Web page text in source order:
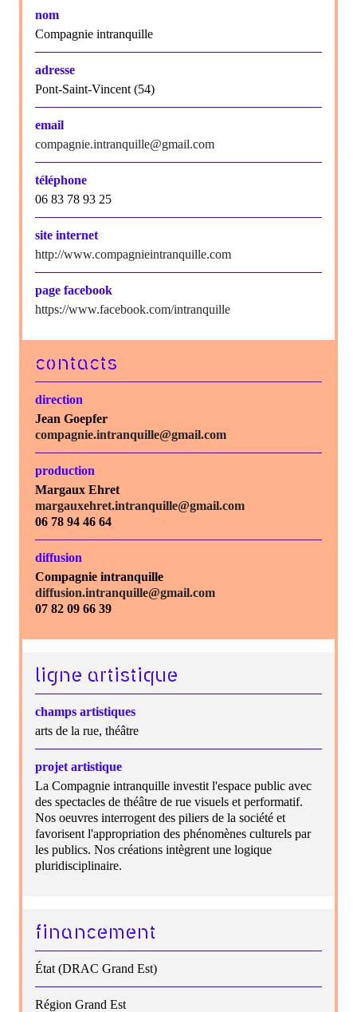
nom
Compagnie intranquille
adresse
Pont-Saint-Vincent (54)
email
compagnie.intranquille@gmail.com
téléphone
06 83 78 93 25
site internet
http://www.compagnieintranquille.com
page facebook
https://www.facebook.com/intranquille
contacts
direction
Jean Goepfer
compagnie.intranquille@gmail.com
production
Margaux Ehret
margauxehret.intranquille@gmail.com
06 78 94 46 64
diffusion
Compagnie intranquille
diffusion.intranquille@gmail.com
07 82 09 66 39
ligne artistique
champs artistiques
arts de la rue, théâtre
projet artistique
La Compagnie intranquille investit l'espace public avec
des spectacles de théâtre de rue visuels et performatif.
Nos oeuvres interrogent des piliers de la société et
favorisent l'appropriation des phénomènes culturels par
les publics. Nos créations intègrent une logique
pluridisciplinaire.
financement
État (DRAC Grand Est)
Région Grand Est